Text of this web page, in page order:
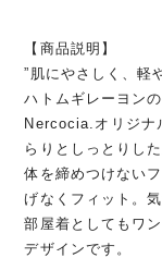
【商品説明】
”肌にやさしく、軽
ハトムギレーヨン
Nercocia.オリジナ
らりとしっとりし
体を締めつけない
げなくフィット。
部屋着としてもワ
デザインです。